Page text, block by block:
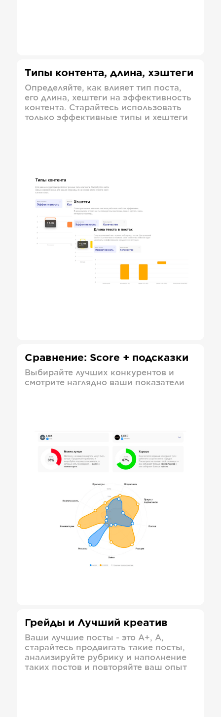
Типы контента, длина, хэштеги
Определяйте, как влияет тип поста,
его длина, хештеги на эффективность
контента. Старайтесь использовать
только эффективные типы и хештеги
Сравнение: Score + подсказки
Выбирайте лучших конкурентов и
смотрите наглядно ваши показатели
Грейды и Лучший креатив
Ваши лучшие посты - это А+, А,
старайтесь продвигать такие посты,
анализируйте рубрику и наполнение
таких постов и повторяйте ваш опыт